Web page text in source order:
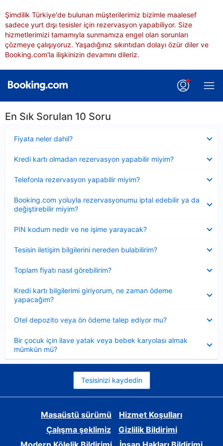
Şimdilik Türkiye'de bulunan müşterilerimiz bizimle maalesef
sadece yurt dışı tesisler için rezervasyon yapabiliyor. Size
hizmetlerimizi tamamıyla sunmamıza engel olan sorunları
çözmeye çalışıyoruz. Yaşadığınız sıkıntıdan dolayı özür diler ve
Booking.com'la ilişkinizin devamını dileriz.
En Sık Sorulan 10 Soru
Fiyata neler dahil?
Kredi kartı olmadan rezervasyon yapabilir miyim?
Telefonla rezervasyon yapabilir miyim?
Booking.com yoluyla rezervasyonumu iptal edebilir ya da
değiştirebilir miyim?
PIN kodum nedir ve ne işime yarayacak?
Tesisin iletişim bilgilerini nereden bulabilirim?
Toplam fiyatı nasıl görebilirim?
Kredi kartı bilgilerimi giriyorum, ne zaman ödeme
yapacağım?
Otel depozito veya ön ödeme talep ediyor mu?
Bir çocuk için ilave yatak veya bebek karyolası almak
mümkün mü?
Tesisinizi kaydedin
Masaüstü sürümü
Hizmet Koşulları
Çalışma şeklimiz
Gizlilik Bildirimi